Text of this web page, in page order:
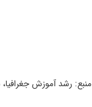
منبع: رشد آموزش جغرافیا، شماره ۱۳۷.